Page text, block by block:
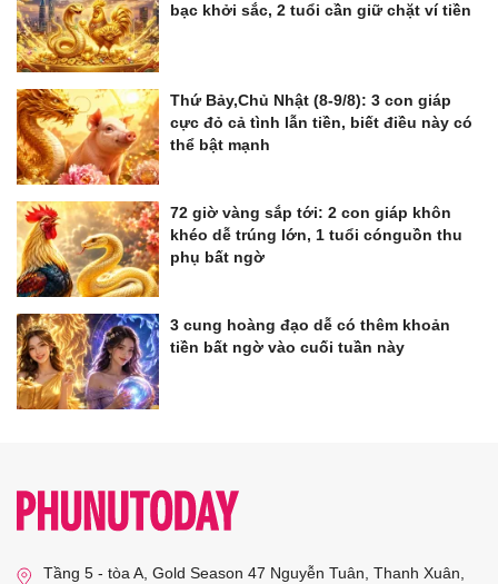
bạc khởi sắc, 2 tuổi cần giữ chặt ví tiền
Thứ Bảy,Chủ Nhật (8-9/8): 3 con giáp
cực đỏ cả tình lẫn tiền, biết điều này có
thể bật mạnh
72 giờ vàng sắp tới: 2 con giáp khôn
khéo dễ trúng lớn, 1 tuổi cónguồn thu
phụ bất ngờ
3 cung hoàng đạo dễ có thêm khoản
tiền bất ngờ vào cuối tuần này
Tầng 5 - tòa A, Gold Season 47 Nguyễn Tuân, Thanh Xuân,